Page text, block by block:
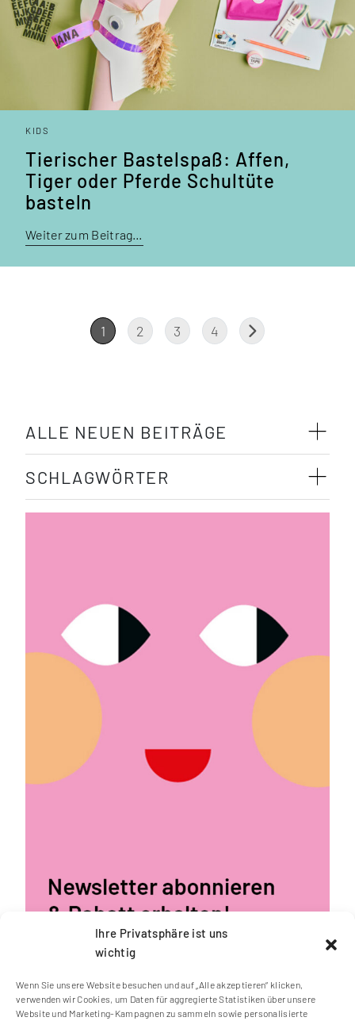
Ihre Privatsphäre ist uns
wichtig
Wenn Sie unsere Website besuchen und auf „Alle akzeptieren“ klicken,
verwenden wir Cookies, um Daten für aggregierte Statistiken über unsere
Website und Marketing-Kampagnen zu sammeln sowie personalisierte
KIDS
Tierischer Bastelspaß: Affen,
Tiger oder Pferde Schultüte
basteln
Weiter zum Beitrag…
1 2 3 4
ALLE NEUEN BEITRÄGE
SCHLAGWÖRTER